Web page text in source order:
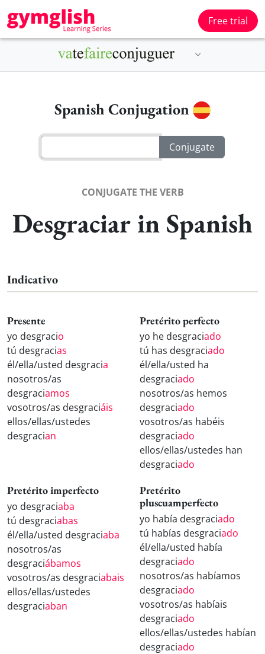
Free trial
Spanish Conjugation
CONJUGATE THE VERB
Desgraciar in Spanish
Indicativo
Presente
yo desgracio
tú desgracias
él/ella/usted desgracia
nosotros/as
desgraciamos
vosotros/as desgraciáis
ellos/ellas/ustedes
desgracian
Pretérito perfecto
yo he desgraciado
tú has desgraciado
él/ella/usted ha
desgraciado
nosotros/as hemos
desgraciado
vosotros/as habéis
desgraciado
ellos/ellas/ustedes han
desgraciado
Pretérito imperfecto
yo desgraciaba
tú desgraciabas
él/ella/usted desgraciaba
nosotros/as
desgraciábamos
vosotros/as desgraciabais
ellos/ellas/ustedes
desgraciaban
Pretérito
pluscuamperfecto
yo había desgraciado
tú habías desgraciado
él/ella/usted había
desgraciado
nosotros/as habíamos
desgraciado
vosotros/as habíais
desgraciado
ellos/ellas/ustedes habían
desgraciado